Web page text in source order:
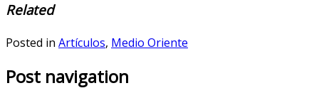
Related
Posted in Artículos, Medio Oriente
Post navigation